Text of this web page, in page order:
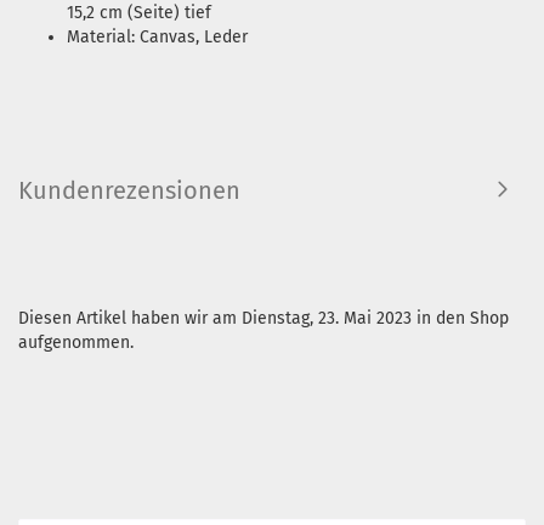
15,2 cm (Seite) tief
Material: Canvas, Leder
Kundenrezensionen
Diesen Artikel haben wir am Dienstag, 23. Mai 2023 in den Shop
aufgenommen.